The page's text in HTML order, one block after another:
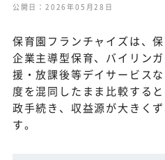
公開日：2026年05月28日
保育園フランチャイズは、
企業主導型保育、バイリン
援・放課後等デイサービス
度を混同したまま比較する
政手続き、収益源が大きく
す。